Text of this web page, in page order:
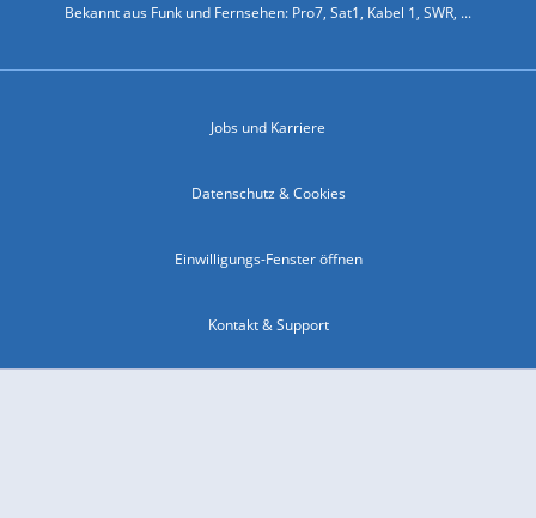
Bekannt aus Funk und Fernsehen: Pro7, Sat1, Kabel 1, SWR, ...
Jobs und Karriere
Datenschutz & Cookies
Einwilligungs-Fenster öffnen
Kontakt & Support